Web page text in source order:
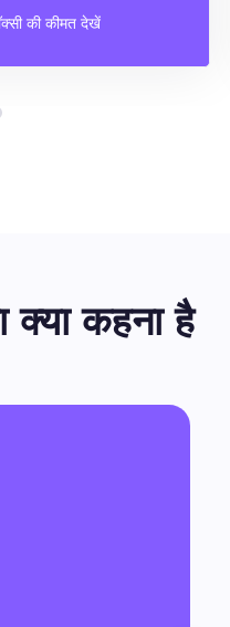
की कीमत देखें
क्या कहना है